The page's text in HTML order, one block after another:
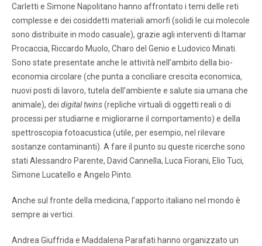
Carletti e Simone Napolitano hanno affrontato i temi delle reti
complesse e dei cosiddetti materiali amorfi (solidi le cui molecole
sono distribuite in modo casuale), grazie agli interventi di Itamar
Procaccia, Riccardo Muolo, Charo del Genio e Ludovico Minati.
Sono state presentate anche le attività nell’ambito della bio-
economia circolare (che punta a conciliare crescita economica,
nuovi posti di lavoro, tutela dell’ambiente e salute sia umana che
animale), dei digital twins(repliche virtuali di oggetti reali o di
processi per studiarne e migliorarne il comportamento) e della
spettroscopia fotoacustica (utile, per esempio, nel rilevare
sostanze contaminanti). A fare il punto su queste ricerche sono
stati Alessandro Parente, David Cannella, Luca Fiorani, Elio Tuci,
Simone Lucatello e Angelo Pinto.
Anche sul fronte della medicina, l’apporto italiano nel mondo è
sempre ai vertici.
Andrea Giuffrida e Maddalena Parafati hanno organizzato un